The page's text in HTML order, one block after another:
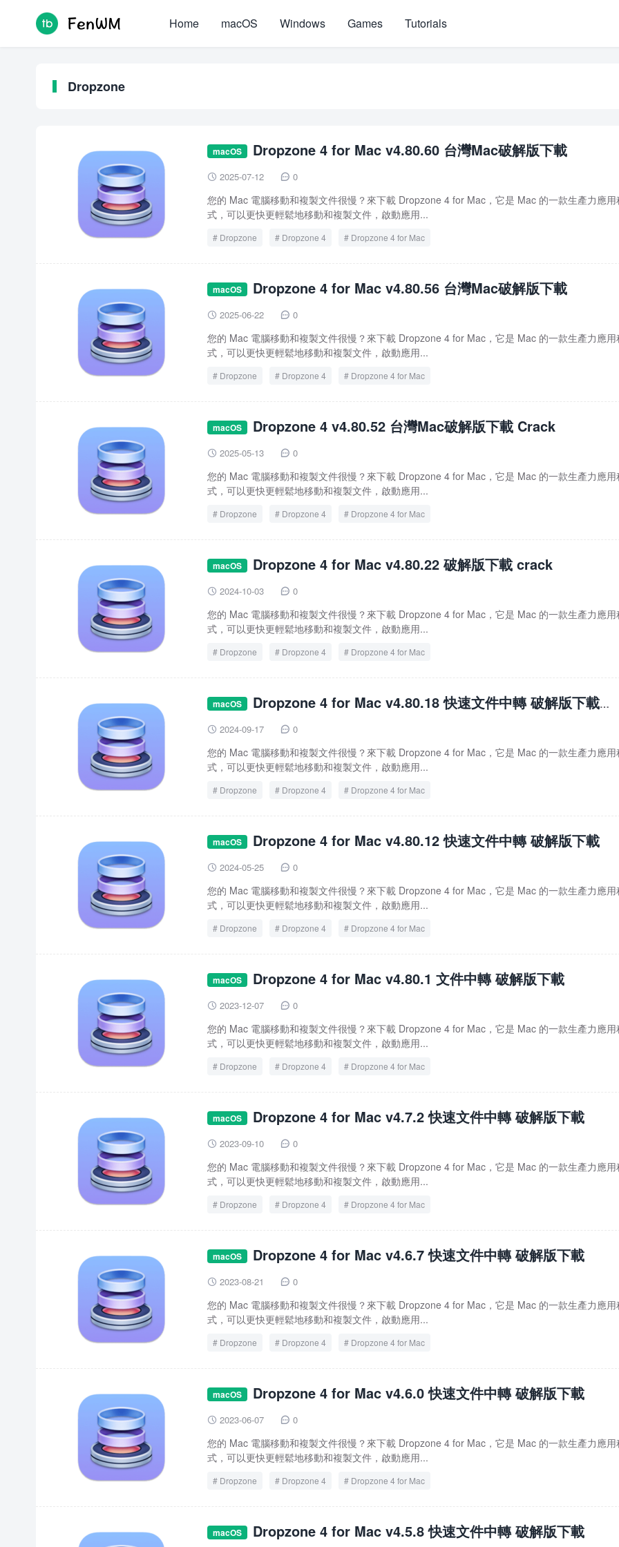
Home macOS Windows Games Tutorials
Dropzone
macOS Dropzone 4 for Mac v4.80.60 台灣Mac破解版下載
 2025-07-12  0
您的 Mac 電腦移動和複製文件很慢？來下載 Dropzone 4 for Mac，它是 Mac 的一款生產力應用
式，可以更快更輕鬆地移動和複製文件，啟動應用...
Dropzone Dropzone 4 Dropzone 4 for Mac
macOS Dropzone 4 for Mac v4.80.56 台灣Mac破解版下載
 2025-06-22  0
您的 Mac 電腦移動和複製文件很慢？來下載 Dropzone 4 for Mac，它是 Mac 的一款生產力應用
式，可以更快更輕鬆地移動和複製文件，啟動應用...
Dropzone Dropzone 4 Dropzone 4 for Mac
macOS Dropzone 4 v4.80.52 台灣Mac破解版下載 Crack
 2025-05-13  0
您的 Mac 電腦移動和複製文件很慢？來下載 Dropzone 4 for Mac，它是 Mac 的一款生產力應用
式，可以更快更輕鬆地移動和複製文件，啟動應用...
Dropzone Dropzone 4 Dropzone 4 for Mac
macOS Dropzone 4 for Mac v4.80.22 破解版下載 crack
 2024-10-03  0
您的 Mac 電腦移動和複製文件很慢？來下載 Dropzone 4 for Mac，它是 Mac 的一款生產力應用
式，可以更快更輕鬆地移動和複製文件，啟動應用...
Dropzone Dropzone 4 Dropzone 4 for Mac
macOS
Dropzone 4 for Mac v4.80.18 快速文件中轉 破解版下載
crack
 2024-09-17  0
您的 Mac 電腦移動和複製文件很慢？來下載 Dropzone 4 for Mac，它是 Mac 的一款生產力應用
式，可以更快更輕鬆地移動和複製文件，啟動應用...
Dropzone Dropzone 4 Dropzone 4 for Mac
macOS Dropzone 4 for Mac v4.80.12 快速文件中轉 破解版下載
 2024-05-25  0
您的 Mac 電腦移動和複製文件很慢？來下載 Dropzone 4 for Mac，它是 Mac 的一款生產力應用
式，可以更快更輕鬆地移動和複製文件，啟動應用...
Dropzone Dropzone 4 Dropzone 4 for Mac
macOS Dropzone 4 for Mac v4.80.1 文件中轉 破解版下載
 2023-12-07  0
您的 Mac 電腦移動和複製文件很慢？來下載 Dropzone 4 for Mac，它是 Mac 的一款生產力應用
式，可以更快更輕鬆地移動和複製文件，啟動應用...
Dropzone Dropzone 4 Dropzone 4 for Mac
macOS Dropzone 4 for Mac v4.7.2 快速文件中轉 破解版下載
 2023-09-10  0
您的 Mac 電腦移動和複製文件很慢？來下載 Dropzone 4 for Mac，它是 Mac 的一款生產力應用
式，可以更快更輕鬆地移動和複製文件，啟動應用...
Dropzone Dropzone 4 Dropzone 4 for Mac
macOS Dropzone 4 for Mac v4.6.7 快速文件中轉 破解版下載
 2023-08-21  0
您的 Mac 電腦移動和複製文件很慢？來下載 Dropzone 4 for Mac，它是 Mac 的一款生產力應用
式，可以更快更輕鬆地移動和複製文件，啟動應用...
Dropzone Dropzone 4 Dropzone 4 for Mac
macOS Dropzone 4 for Mac v4.6.0 快速文件中轉 破解版下載
 2023-06-07  0
您的 Mac 電腦移動和複製文件很慢？來下載 Dropzone 4 for Mac，它是 Mac 的一款生產力應用
式，可以更快更輕鬆地移動和複製文件，啟動應用...
Dropzone Dropzone 4 Dropzone 4 for Mac
macOS Dropzone 4 for Mac v4.5.8 快速文件中轉 破解版下載